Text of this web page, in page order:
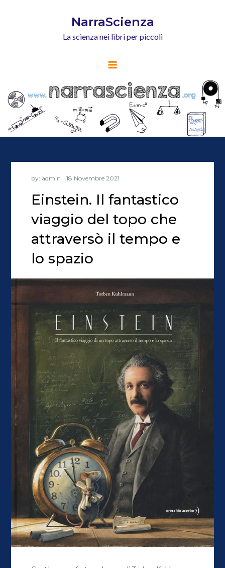
NarraScienza
La scienza nei libri per piccoli
by: admin
Einstein. Il fantastico
viaggio del topo che
attraversò il tempo e
lo spazio